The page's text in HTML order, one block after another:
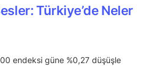
Türkiye’de Neler
endeksi güne %0,27 düşüşle